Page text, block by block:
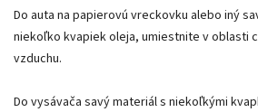
Do auta na papierovú vreckovku alebo iný
niekoľko kvapiek oleja, umiestnite v oblasti
vzduchu.
Do vysávača savý materiál s niekoľkými